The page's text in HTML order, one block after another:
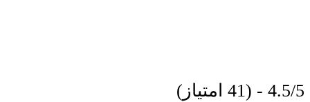
4.5/5 - (41 امتیاز)